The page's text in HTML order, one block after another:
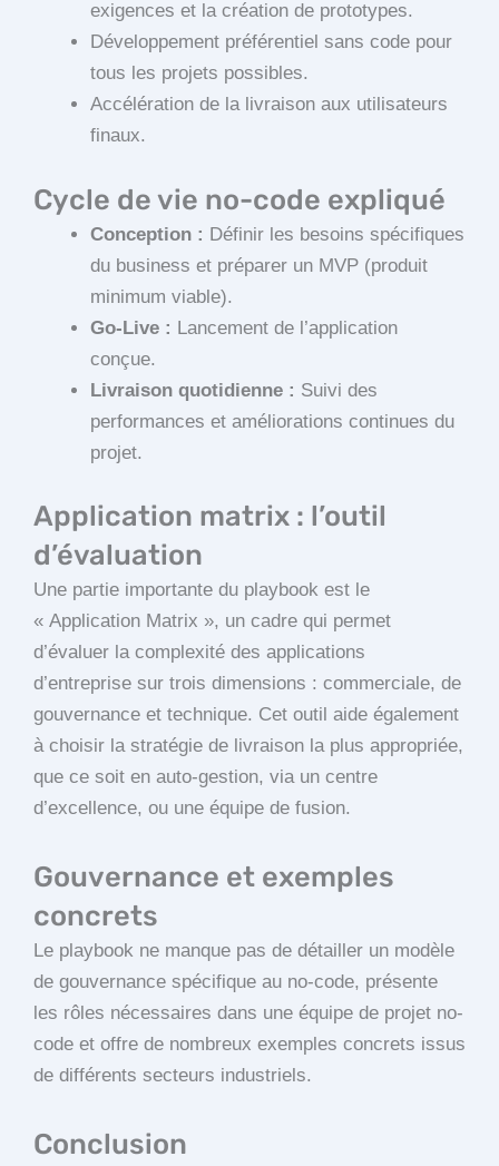
exigences et la création de prototypes.
Développement préférentiel sans code pour
tous les projets possibles.
Accélération de la livraison aux utilisateurs
finaux.
Cycle de vie no-code expliqué
Conception : Définir les besoins spécifiques
du business et préparer un MVP (produit
minimum viable).
Go-Live : Lancement de l’application
conçue.
Livraison quotidienne : Suivi des
performances et améliorations continues du
projet.
Application matrix : l’outil
d’évaluation
Une partie importante du playbook est le
« Application Matrix », un cadre qui permet
d’évaluer la complexité des applications
d’entreprise sur trois dimensions : commerciale, de
gouvernance et technique. Cet outil aide également
à choisir la stratégie de livraison la plus appropriée,
que ce soit en auto-gestion, via un centre
d’excellence, ou une équipe de fusion.
Gouvernance et exemples
concrets
Le playbook ne manque pas de détailler un modèle
de gouvernance spécifique au no-code, présente
les rôles nécessaires dans une équipe de projet no-
code et offre de nombreux exemples concrets issus
de différents secteurs industriels.
Conclusion